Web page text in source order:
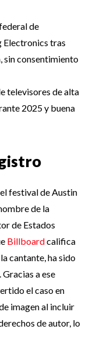
de
Electronics tras
sin consentimiento
televisores de alta
2025 y buena
festival de Austin
de la
de Estados
Billboardcalifica
cantante, ha sido
a ese
el caso en
imagen al incluir
de autor, lo